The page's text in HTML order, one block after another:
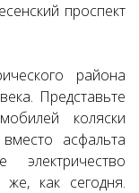
проспект
района
Представьте
коляски
асфальта
электричество
же, как сегодня.